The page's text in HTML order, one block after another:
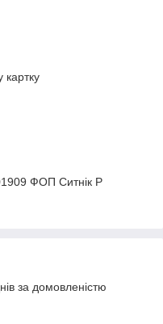
картку
ФОП Ситнік Р
за домовленістю